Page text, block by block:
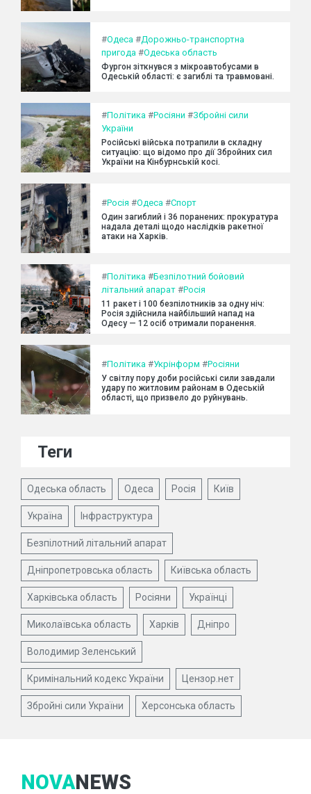
#Одеса #Дорожньо-транспортна
пригода #Одеська область
Фургон зіткнувся з мікроавтобусами в
Одеській області: є загиблі та травмовані.
#Політика #Росіяни #Збройні сили
України
Російські війська потрапили в складну
ситуацію: що відомо про дії Збройних сил
України на Кінбурнській косі.
#Росія #Одеса #Спорт
Один загиблий і 36 поранених: прокуратура
надала деталі щодо наслідків ракетної
атаки на Харків.
#Політика #Безпілотний бойовий
літальний апарат #Росія
11 ракет і 100 безпілотників за одну ніч:
Росія здійснила найбільший напад на
Одесу — 12 осіб отримали поранення.
#Політика #Укрінформ #Росіяни
У світлу пору доби російські сили завдали
удару по житловим районам в Одеській
області, що призвело до руйнувань.
Теги
Одеська область Одеса Росія Київ
Україна Інфраструктура
Безпілотний літальний апарат
Дніпропетровська область Київська область
Харківська область Росіяни Українці
Миколаївська область Харків Дніпро
Володимир Зеленський
Кримінальний кодекс України Цензор.нет
Збройні сили України Херсонська область
NOVANEWS